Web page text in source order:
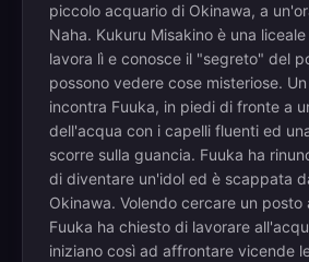
piccolo acquario di Okinawa, a
Naha. Kukuru Misakino è una
lavora lì e conosce il "segreto" del
possono vedere cose misteriose.
incontra Fuuka, in piedi di fronte a
dell'acqua con i capelli fluenti ed
scorre sulla guancia. Fuuka ha
di diventare un'idol ed è scappata
Okinawa. Volendo cercare un
Fuuka ha chiesto di lavorare
iniziano così ad affrontare vicende